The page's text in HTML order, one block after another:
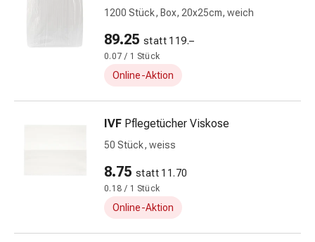
Durchfall
Hämorrhoiden
Magenbrennen
Übelkeit
Bauchschmerzen,
Verdauung
Verstopfung
Hauterkrankungen
Hautpilz
1200 Stück, Box, 20x25cm, weich
89.25 statt 119.–
0.07 / 1 Stück
Online-Aktion
IVF Pflegetücher Viskose
50 Stück, weiss
8.75 statt 11.70
0.18 / 1 Stück
Online-Aktion